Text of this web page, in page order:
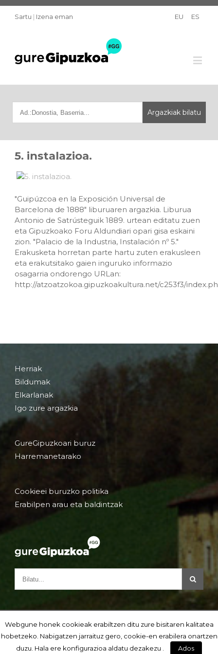
Sartu | Izena eman EU ES
5. instalazioa.
"Guipúzcoa en la Exposición Universal de
Barcelona de 1888" liburuaren argazkia. Liburua
Antonio de Satrústeguik 1889. urtean editatu zuen
eta Gipuzkoako Foru Aldundiari opari gisa eskaini
zion. "Palacio de la Industria, Instalación nº 5."
Erakusketa horretan parte hartu zuten erakusleen
eta erakutsitako gaien inguruko informazio
osagarria ondorengo URLan:
http://atzoatzokoa.gipuzkoakultura.net/c253f3/
Herriak
Bildumak
Elkarlanak
Igo zure argazkia
GureGipuzkoari buruz
Harremanetarako
Cookieei buruzko politika
Erabilpen arau eta baldintzak
Webgune honek cookieak erabiltzen ditu zure bisitaren kalitatea
hobetzeko. Nabigatzen jarraituz gero, cookie-en erabilera onartzen
duzu. Hala ere konfigurazioa aldatu dezakezu .
Ados